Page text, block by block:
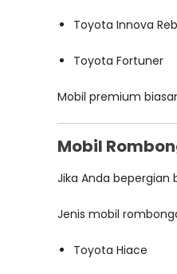
Toyota Innova
Toyota Fortuner
Mobil premium
Mobil
Jika Anda
Jenis mobil
Toyota Hiace